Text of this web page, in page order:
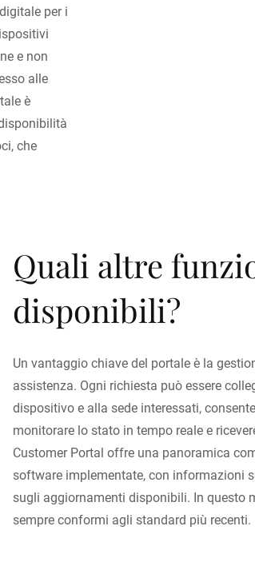
per i
e non
alle
è
che
Quali altre
disponibili?
Un vantaggio chiave del portale è la
assistenza. Ogni richiesta può essere
dispositivo e alla sede interessati,
monitorare lo stato in tempo reale e
Customer Portal offre una panoramica
software implementate, con informazioni
sugli aggiornamenti disponibili. In questo
sempre conformi agli standard più recenti.